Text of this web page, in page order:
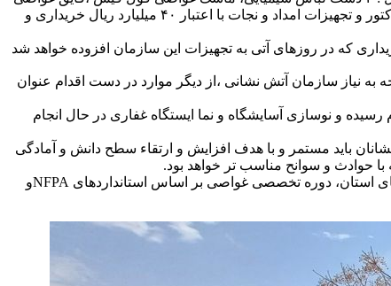
؛ ۴ دستگاه تنفسی کامل ،۶ عدد کپسول دستگاه تنفسی ، ۲ عدد چراغ قوه ضد انفجار، نازل فوم ساز، ۶دستگاه پمپ لجن کش ،۳ دستگاه اینداکتور و تجهیزات امداد و نجات با اعتبار ۴۰ میلیارد ریال خریداری و
شده علاوه بر خریدهای فوق ، ۵۰ دست لباس تخصصی آتش نشان با اعتبار ۱۵ میلیارد ریال خریداری که در روزهای آتی به تجهیزات این سازمان افزوده خواهد شد
را با توجه به نیاز سازمان آتش نشانی ،از دیگر موارد در دست اقدام عنوان
و نوسازی آسایشگاه و نما ایستگاه غفاری در حال انجام
باید مستمر و با هدف افزایش و ارتقاء سطح دانش و آمادگی
با حوادث و سوانح مناسب تر خواهد بود.
شهردار بیرجند در پایان عنوان نمود: در همین راستا برای اولین بار در کشور و در جهت ارتقاء سطح غواصان آتش نشانی بیرجند و شهرستان های استان، دوره تخصصی غواصی بر اساس استانداردهای NFPAو